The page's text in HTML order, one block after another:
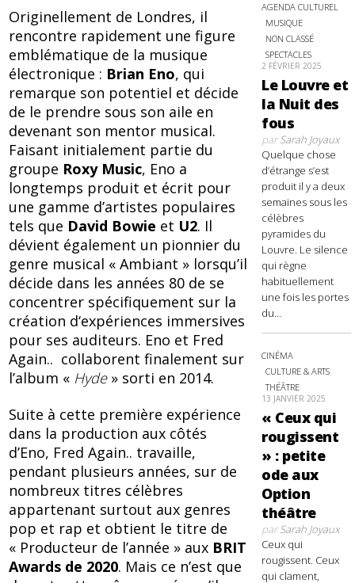
Originellement de Londres, il
rencontre rapidement une figure
emblématique de la musique
électronique : Brian Eno, qui
remarque son potentiel et décide
de le prendre sous son aile en
devenant son mentor musical.
Faisant initialement partie du
groupe Roxy Music, Eno a
longtemps produit et écrit pour
une gamme d’artistes populaires
tels que David Bowie et U2. Il
dévient également un pionnier du
genre musical « Ambiant » lorsqu’il
décide dans les années 80 de se
concentrer spécifiquement sur la
création d‘expériences immersives
pour ses auditeurs. Eno et Fred
Again.. collaborent finalement sur
l’album « Hyde» sorti en 2014.
Suite à cette première expérience
dans la production aux côtés
d’Eno, Fred Again.. travaille,
pendant plusieurs années, sur de
nombreux titres célèbres
appartenant surtout aux genres
pop et rap et obtient le titre de
« Producteur de l’année » aux BRIT
Awards de 2020. Mais ce n’est que
AGENDA CULTUREL
MUSIQUE
NON CLASSÉ
SPECTACLES
2 FÉVRIER 2025
Le Louvre et
la Nuit des
fous
parSarah Joyaux
Quelque chose
d’étrange s’est
produit il y a deux
semaines sous les
célèbres
pyramides du
Louvre. Le silence
qui règne
habituellement
une fois les portes
du...
CINÉMA
CULTURE & ARTS
THÉÂTRE
13 JANVIER 2025
« Ceux qui
rougissent
» : petite
ode aux
Option
théâtre
parSarah Joyaux
Ceux qui
rougissent. Ceux
qui clament,